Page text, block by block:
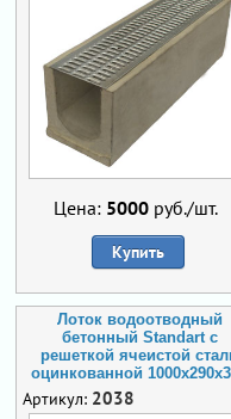
Цена: 5000руб./шт.
Купить
Лоток водоотводный
бетонный Standart с
решеткой ячеистой
оцинкованной
Артикул: 2038